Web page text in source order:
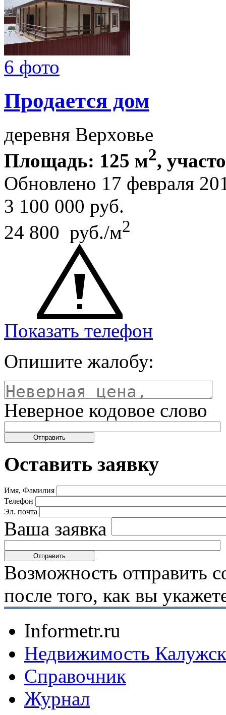
6 фото
Продается дом
деревня Верховье
Площадь: 125 м2,
Обновлено 17 февраля
3 100 000 руб.
24 800 руб./м2
Показать телефон
Опишите жалобу:
Неверное кодовое слово
Оставить заявку
Имя, Фамилия
Телефон
Эл. почта
Ваша заявка
Возможность отправить
после того, как вы
Informetr.ru
Недвижимость
Справочник
Журнал